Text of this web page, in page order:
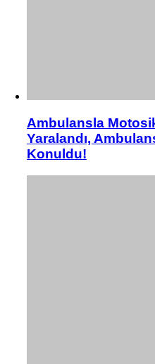
Ambulansla
Yaralandı,
Konuldu!